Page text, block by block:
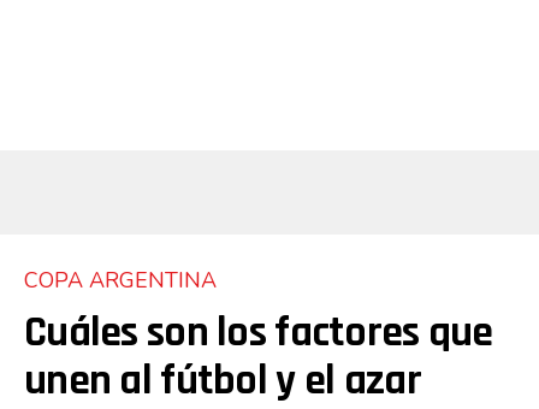
COPA ARGENTINA
Cuáles son los factores que
unen al fútbol y el azar